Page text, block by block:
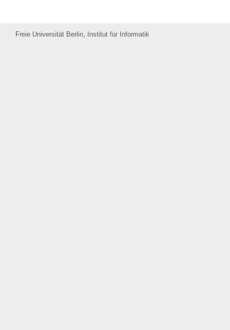
Freie Universität Berlin, Institut für Informatik